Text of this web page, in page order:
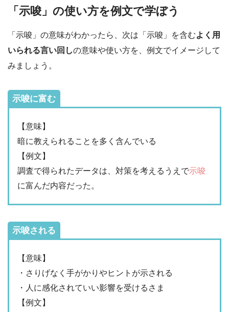
「示唆」の使い方を例文で学ぼう
「示唆」の意味がわかったら、次は「示唆」を含むよく用
いられる言い回しの意味や使い方を、例文でイメージして
みましょう。
示唆に富む
【意味】
暗に教えられることを多く含んでいる
【例文】
調査で得られたデータは、対策を考えるうえで示唆
に富んだ内容だった。
示唆される
【意味】
・さりげなく手がかりやヒントが示される
・人に感化されていい影響を受けるさま
【例文】